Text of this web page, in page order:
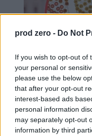
prod zero - Do Not
If you wish to opt-out of
your personal or
please use the below
that after your opt-out
interest-based ads
personal information
may separately opt-out
information by third
Nadchodzi
termometrach